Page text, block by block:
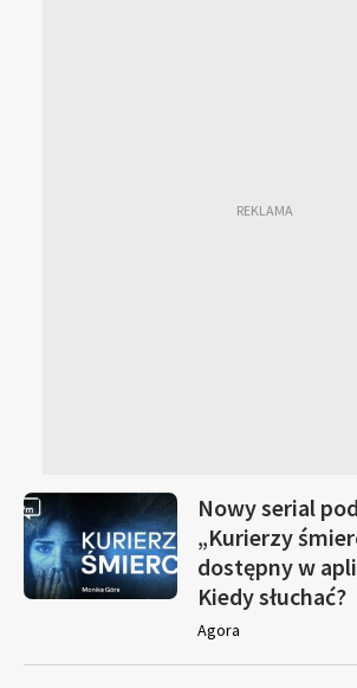
Nowy serial
„Kurierzy
dostępny w
Kiedy słuchać?
Agora